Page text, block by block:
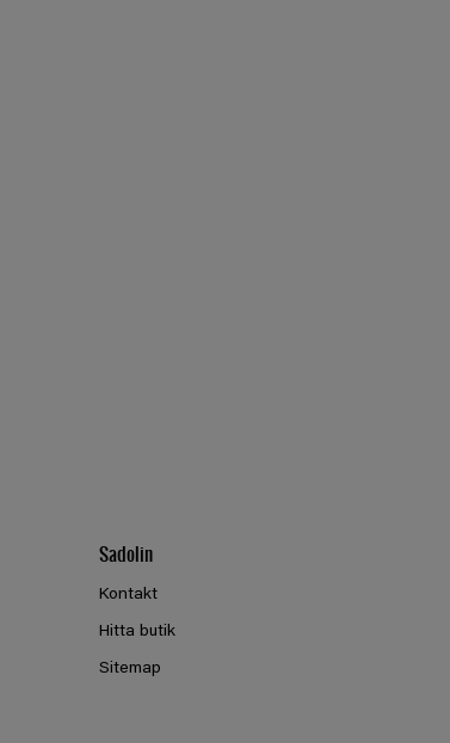
Sadolin
Kontakt
Hitta butik
Sitemap